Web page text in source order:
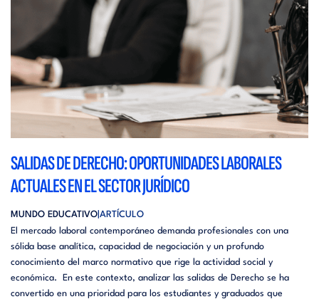
SALIDAS DE DERECHO: OPORTUNIDADES LABORALES
ACTUALES EN EL SECTOR JURÍDICO
MUNDO EDUCATIVO ARTÍCULO
El mercado laboral contemporáneo demanda profesionales con una
sólida base analítica, capacidad de negociación y un profundo
conocimiento del marco normativo que rige la actividad social y
económica. En este contexto, analizar las salidas de Derecho se ha
convertido en una prioridad para los estudiantes y graduados que